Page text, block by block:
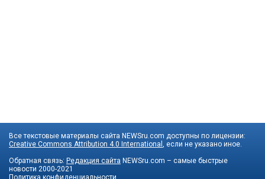
Все текстовые материалы сайта NEWSru.com доступны по лицензии:
Creative Commons Attribution 4.0 International , если не указано иное.
Обратная связь: Редакция сайта NEWSru.com – самые быстрые
новости 2000-2021
Политика конфиденциальности